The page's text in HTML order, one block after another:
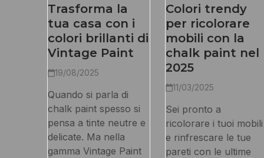
Trasforma la
tua casa con i
colori brillanti di
Vintage Paint
19/08/2025
Quando si parla di
chalk paint spesso si
pensa a tinte neutre e
delicate. Ma nella
gamma Vintage Paint
Colori trendy
per ricolorare
mobili con la
chalk paint nel
2025
11/03/2025
Sei pronto a
ricolorare i tuoi mobili
e rinfrescare le tue
pareti con le ultime